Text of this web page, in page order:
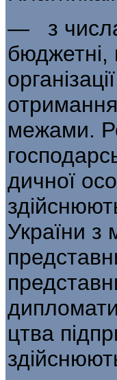
— з числа
бю­джетні,
отримання
межами.
дичної
України з
цтва